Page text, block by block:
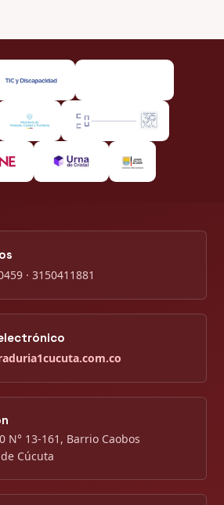
· 3150411881
N° 13-161, Barrio Caobos
Cúcuta